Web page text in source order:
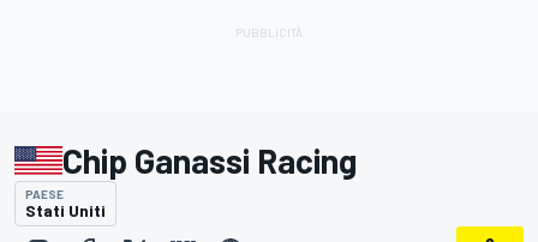
Chip Ganassi Racing
PAESE
Stati Uniti